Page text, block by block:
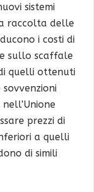
sistemi
raccolta delle
i costi di
sullo scaffale
quelli ottenuti
prezzi di
a quelli
di simili